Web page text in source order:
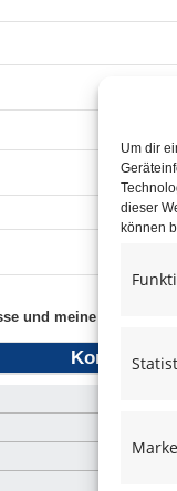
Um dir
dieser
können
und meine Website